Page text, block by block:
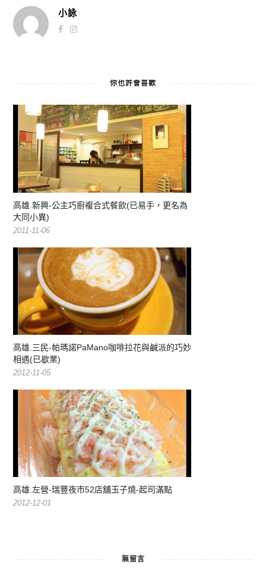
小詠
你也許會喜歡
高雄.新興-公主巧廚複合式餐飲(已易手，更名為
大同小異)
2011-11-06
高雄.三民-帕瑪諾PaMano咖啡拉花與鹹派的巧妙
相遇(已歇業)
2012-11-05
高雄.左營-瑞豐夜市52店舖玉子燒-起司滿點
2012-12-01
無留言